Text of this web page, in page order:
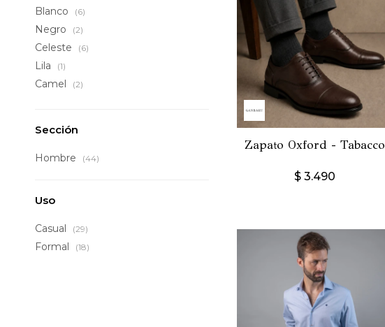
Zapato Oxford - Tabacco
$ 3.490
Blanco (6)
Negro (2)
Celeste (6)
Lila (1)
Camel (2)
Sección
Hombre (44)
Uso
Casual (29)
Formal (18)